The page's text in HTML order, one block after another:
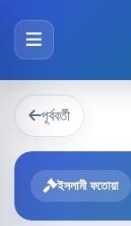
পূর্ববর্তী
ইসলামী ফতোয়া